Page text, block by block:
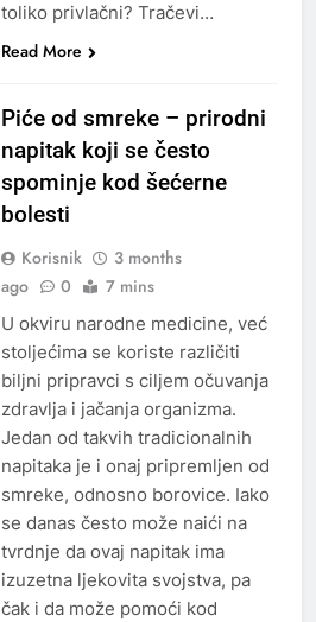
toliko privlačni? Tračevi…
Read More
Piće od smreke – prirodni
napitak koji se često
spominje kod šećerne
bolesti
Korisnik
3 months
ago
0 7 mins
U okviru narodne medicine, već
stoljećima se koriste različiti
biljni pripravci s ciljem očuvanja
zdravlja i jačanja organizma.
Jedan od takvih tradicionalnih
napitaka je i onaj pripremljen od
smreke, odnosno borovice. Iako
se danas često može naići na
tvrdnje da ovaj napitak ima
izuzetna ljekovita svojstva, pa
čak i da može pomoći kod